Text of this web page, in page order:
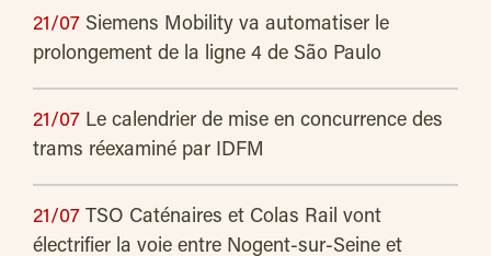
21/07 Siemens Mobility va automatiser le
prolongement de la ligne 4 de São Paulo
21/07 Le calendrier de mise en concurrence des
trams réexaminé par IDFM
21/07 TSO Caténaires et Colas Rail vont
électrifier la voie entre Nogent-sur-Seine et